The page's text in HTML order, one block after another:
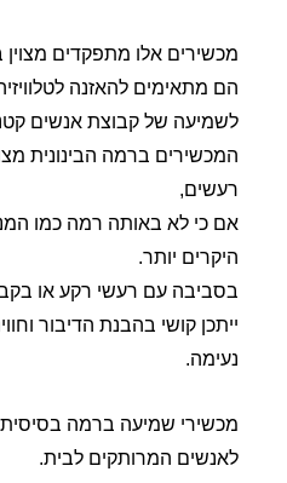
מכשירים אלו מתפקדים
הם מתאימים להאזנה
לשמיעה של קבוצת אנשים
המכשירים ברמה הבינונית
רעשים,
אם כי לא באותה רמה כמו
היקרים יותר.
בסביבה עם רעשי רקע או
ייתכן קושי בהבנת הדיבור
נעימה.
מכשירי שמיעה ברמה
לאנשים המרותקים לבית.